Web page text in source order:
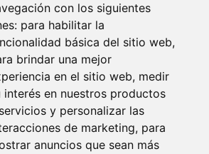
con los siguientes
para habilitar la
básica del sitio web,
brindar una mejor
en el sitio web, medir
interés en nuestros productos
y personalizar las
de marketing, para
anuncios que sean más